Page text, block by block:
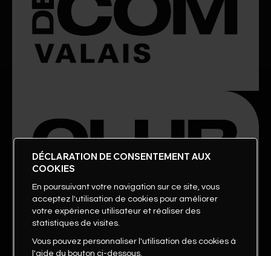
DÉCLARATION DE CONSENTEMENT AUX
COOKIES
En poursuivant votre navigation sur ce site, vous
acceptez l'utilisation de cookies pour améliorer
votre expérience utilisateur et réaliser des
statistiques de visites.
Vous pouvez personnaliser l'utilisation des cookies à
l'aide du bouton ci-dessous.